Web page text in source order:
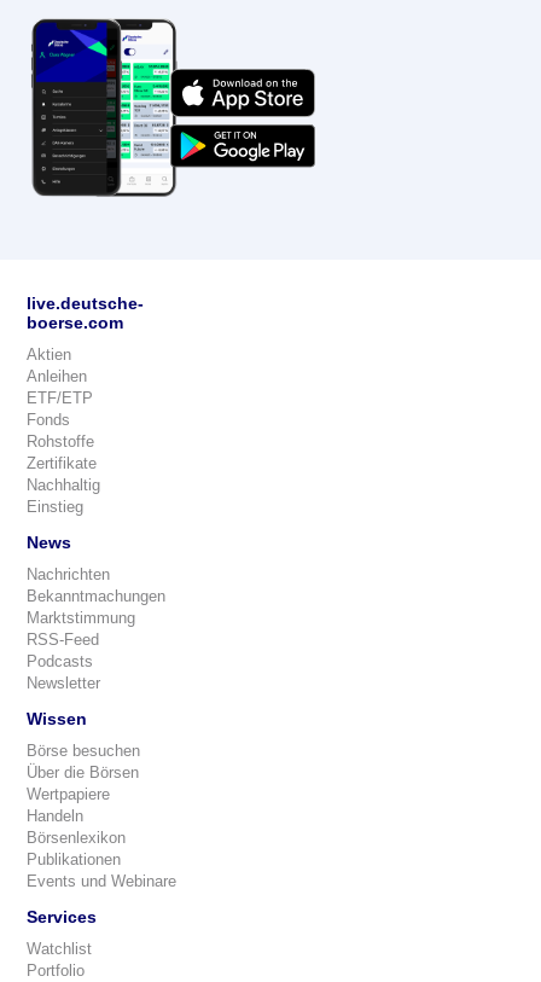
live.deutsche-
boerse.com
Aktien
Anleihen
ETF/ETP
Fonds
Rohstoffe
Zertifikate
Nachhaltig
Einstieg
News
Nachrichten
Bekanntmachungen
Marktstimmung
RSS-Feed
Podcasts
Newsletter
Wissen
Börse besuchen
Über die Börsen
Wertpapiere
Handeln
Börsenlexikon
Publikationen
Events und Webinare
Services
Watchlist
Portfolio